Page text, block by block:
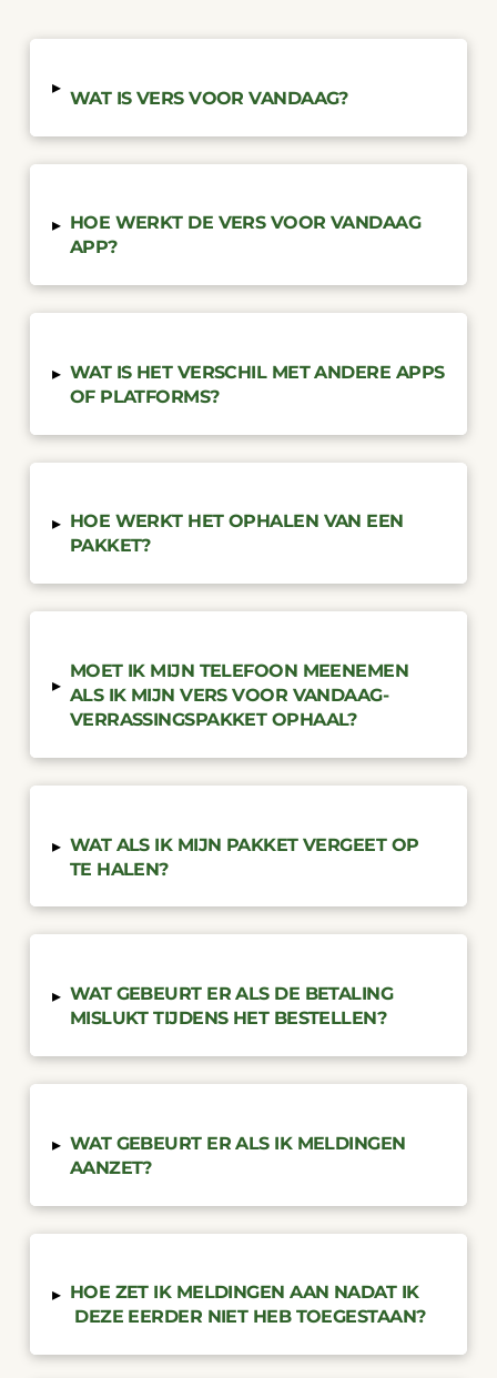
▸ WAT IS VERS VOOR VANDAAG?
▸ HOE WERKT DE VERS VOOR VANDAAG
APP?
▸ WAT IS HET VERSCHIL MET ANDERE APPS
OF PLATFORMS?
▸ HOE WERKT HET OPHALEN VAN EEN
PAKKET?
▸
MOET IK MIJN TELEFOON MEENEMEN
ALS IK MIJN VERS VOOR VANDAAG-
VERRASSINGSPAKKET OPHAAL?
▸ WAT ALS IK MIJN PAKKET VERGEET OP
TE HALEN?
▸ WAT GEBEURT ER ALS DE BETALING
MISLUKT TIJDENS HET BESTELLEN?
▸ WAT GEBEURT ER ALS IK MELDINGEN
AANZET?
▸ HOE ZET IK MELDINGEN AAN NADAT IK
DEZE EERDER NIET HEB TOEGESTAAN?